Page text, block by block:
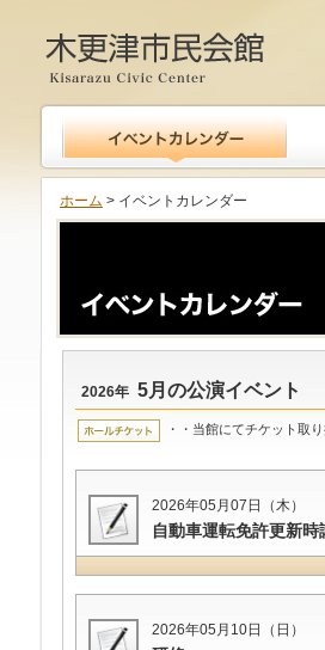
木更津市民会館
ホーム > イベントカレンダー
2026年 5月の公演イベント
・・当館にてチケット取
2026年05月07日（木）
自動車運転免許更新時
2026年05月10日（日）